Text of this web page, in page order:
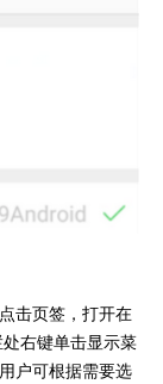
击页签，打开在
右键单击显示菜
户可根据需要选